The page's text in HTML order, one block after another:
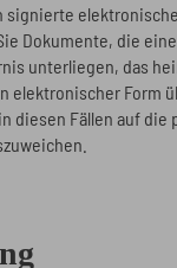
signierte
Dokumente, die
unterliegen, das
elektronischer Form
diesen Fällen auf die